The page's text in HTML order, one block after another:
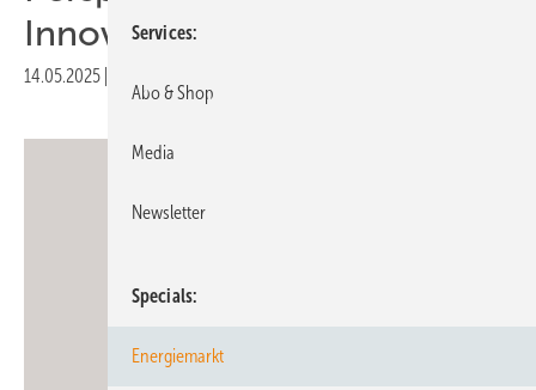
Innovationsbereitschaft mit“
14.05.2025
Services
Abo & Shop
Media
Newsletter
Specials
Energiemarkt